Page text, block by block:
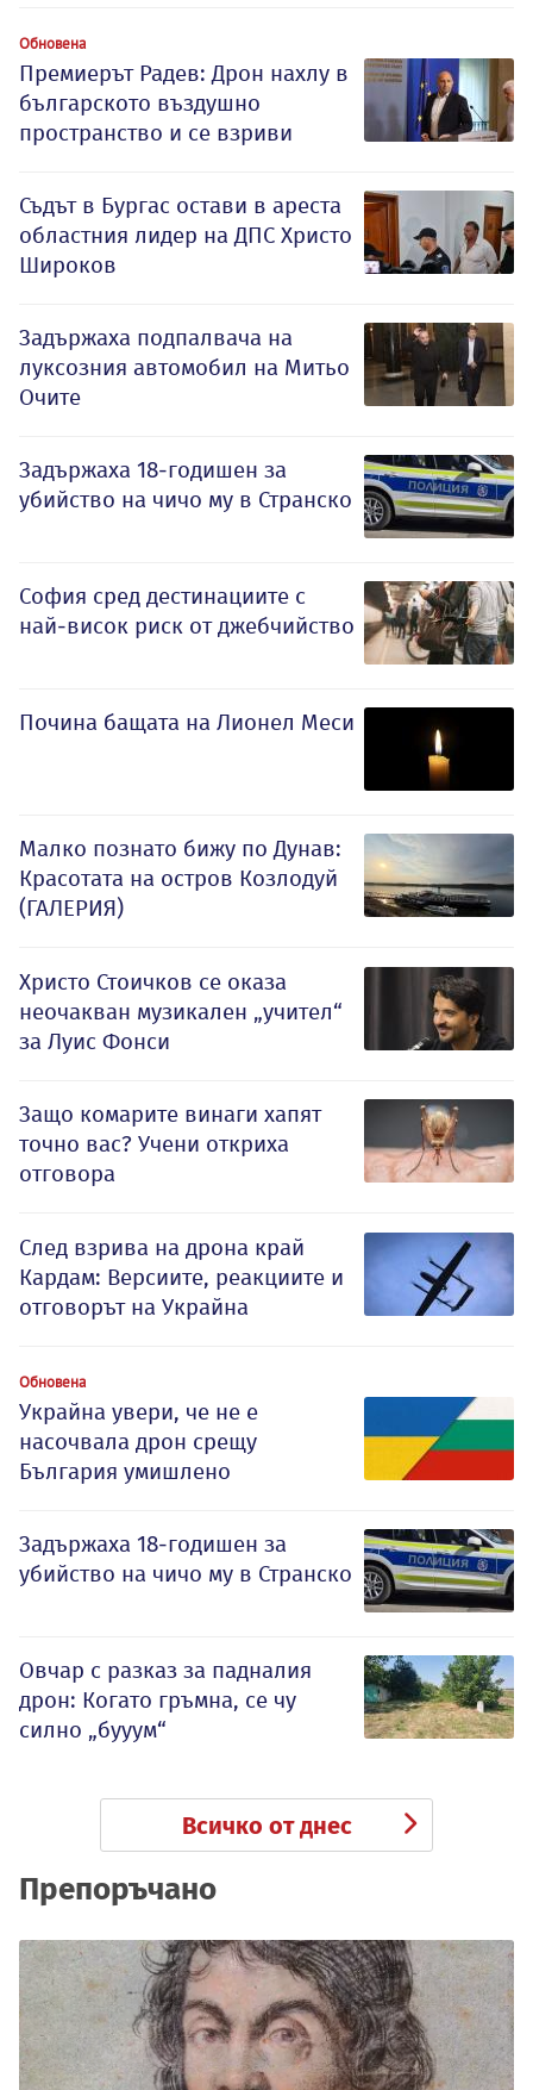
Обновена
Премиерът Радев: Дрон нахлу в
българското въздушно
пространство и се взриви
Съдът в Бургас остави в ареста
областния лидер на ДПС Христо
Широков
Задържаха подпалвача на
луксозния автомобил на Митьо
Очите
Задържаха 18-годишен за
убийство на чичо му в Странско
София сред дестинациите с
най-висок риск от джебчийство
Почина бащата на Лионел Меси
Малко познато бижу по Дунав:
Красотата на остров Козлодуй
(ГАЛЕРИЯ)
Христо Стоичков се оказа
неочакван музикален „учител“
за Луис Фонси
Защо комарите винаги хапят
точно вас? Учени откриха
отговора
След взрива на дрона край
Кардам: Версиите, реакциите и
отговорът на Украйна
Обновена
Украйна увери, че не е
насочвала дрон срещу
България умишлено
Задържаха 18-годишен за
убийство на чичо му в Странско
Овчар с разказ за падналия
дрон: Когато гръмна, се чу
силно „бууум“
Всичко от днес
Препоръчано